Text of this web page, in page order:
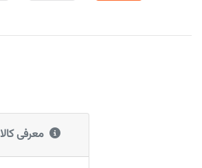
معرفی کالا